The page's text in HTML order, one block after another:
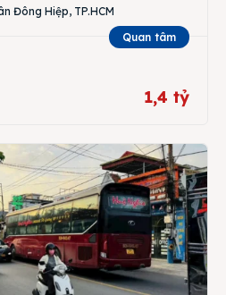
Đông Hiệp, TP.HCM
Quan tâm
1,4 tỷ